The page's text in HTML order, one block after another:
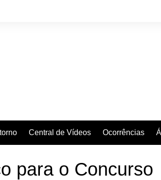
Central de Vídeos Ocorrências
para o Concurso